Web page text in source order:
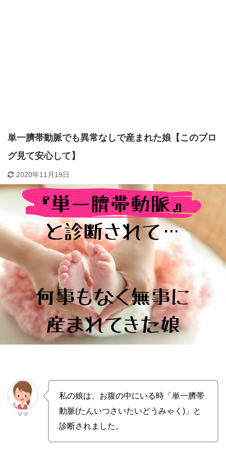
単一臍帯動脈でも異常なしで産まれた娘【このブロ
グ見て安心して】
2020年11月19日
ママ
私の娘は、お腹の中にいる時「単一臍帯
動脈(たんいつさいたいどうみゃく)」と
診断されました。